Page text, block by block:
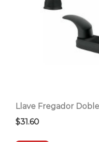
Llave Fregador
$31.60